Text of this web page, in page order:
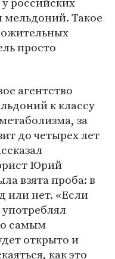
Такое
просто
агентство
к классу
за
до четырех лет
Юрий
взята проба: в
или нет. «Если
самым
открыто и
как это